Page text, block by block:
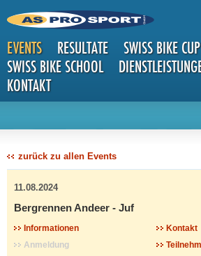
EVENTS RESULTATE
SWISS BIKE CUP
SWISS BIKE SCHOOL
KONTAKT
zurück zu allen Events
11.08.2024
Bergrennen Andeer - Juf
Informationen
Kontakt
Anmeldung